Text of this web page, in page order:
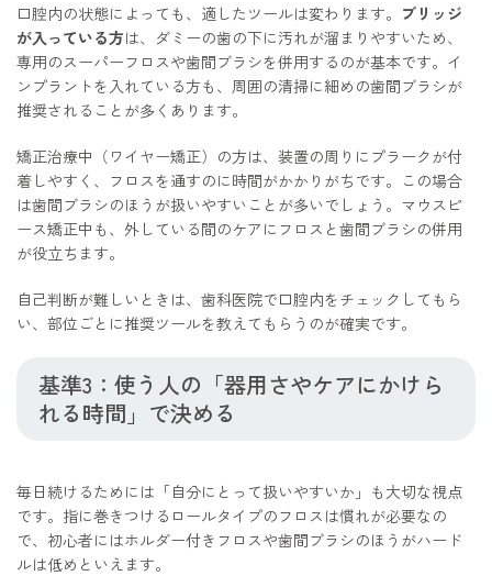
口腔内の状態によっても、適したツールは変わります。 ブリッジ
が入っている方は、ダミーの歯の下に汚れが溜まりやすいため、
専用のスーパーフロスや歯間ブラシを併用するのが基本です。イ
ンプラントを入れている方も、周囲の清掃に細めの歯間ブラシが
推奨されることが多くあります。
矯正治療中（ワイヤー矯正）の方は、装置の周りにプラークが付
着しやすく、フロスを通すのに時間がかかりがちです。この場合
は歯間ブラシのほうが扱いやすいことが多いでしょう。マウスピ
ース矯正中も、外している間のケアにフロスと歯間ブラシの併用
が役立ちます。
自己判断が難しいときは、歯科医院で口腔内をチェックしてもら
い、部位ごとに推奨ツールを教えてもらうのが確実です。
基準3：使う人の「器用さやケアにかけら
れる時間」で決める
毎日続けるためには「自分にとって扱いやすいか」も大切な視点
です。指に巻きつけるロールタイプのフロスは慣れが必要なの
で、初心者にはホルダー付きフロスや歯間ブラシのほうがハード
ルは低めといえます。